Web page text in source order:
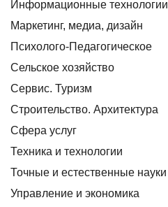
Информационные технологии
Маркетинг, медиа, дизайн
Психолого-Педагогическое
Сельское хозяйство
Сервис. Туризм
Строительство. Архитектура
Сфера услуг
Техника и технологии
Точные и естественные науки
Управление и экономика